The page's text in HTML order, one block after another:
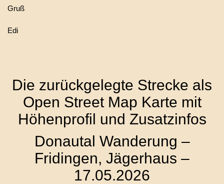
Gruß
Edi
Die zurückgelegte Strecke als
Open Street Map Karte mit
Höhenprofil und Zusatzinfos
Donautal Wanderung –
Fridingen, Jägerhaus –
17.05.2026